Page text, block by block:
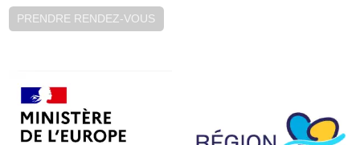
PRENDRE RENDEZ-VOUS